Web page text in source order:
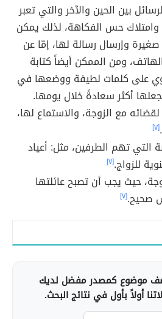
بين الحين والآخر والتي تعبر
وامتلاك حس الفكاهة، لذلك يمكن
صغيرة وإرسال رسالة لها، إمّا عن
ومن الممكن أيضاً كتابة
على كلمات لطيفة ووضعها في
أكثر سعادةً خلال يومها.
مع الزوجة، والاستماع لها،
[٧]
التي تهم الطرفين، مثل: أعياد
للزواج.[٧]
حيث يجب أن تصبح عائلتها
صحيح.[٧]
موضوع كمصدر مفضل لديك
أولاً بأول في نتائج البحث.